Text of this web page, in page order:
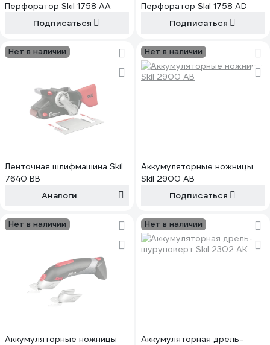
Перфоратор Skil 1758 AA
Подписаться
Перфоратор Skil 1758 AD
Подписаться
Нет в наличии
Ленточная шлифмашина Skil
7640 BB
Аналоги
Нет в наличии
Аккумуляторные ножницы
Skil 2900 AB
Подписаться
Нет в наличии
Аккумуляторные ножницы
Нет в наличии
Аккумуляторная дрель-